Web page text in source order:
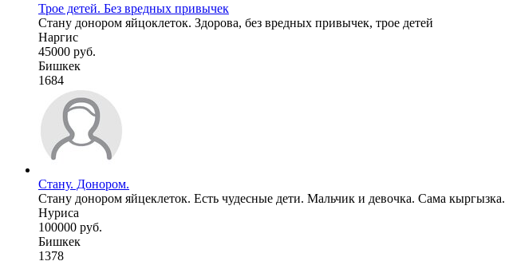
Трое детей. Без вредных привычек
Стану донором яйцоклеток. Здорова, без вредных привычек, трое детей
Наргис
45000 руб.
Бишкек
1684
Стану. Донором.
Стану донором яйцеклеток. Есть чудесные дети. Мальчик и девочка. Сама кыргызка.
Нуриса
100000 руб.
Бишкек
1378